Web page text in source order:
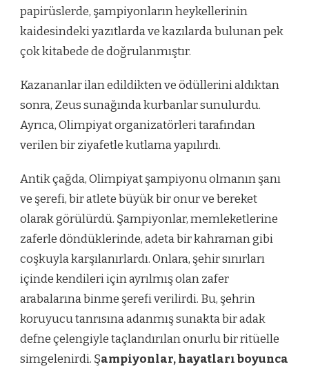
papirüslerde, şampiyonların heykellerinin
kaidesindeki yazıtlarda ve kazılarda bulunan pek
çok kitabede de doğrulanmıştır.
Kazananlar ilan edildikten ve ödüllerini aldıktan
sonra, Zeus sunağında kurbanlar sunulurdu.
Ayrıca, Olimpiyat organizatörleri tarafından
verilen bir ziyafetle kutlama yapılırdı.
Antik çağda, Olimpiyat şampiyonu olmanın şanı
ve şerefi, bir atlete büyük bir onur ve bereket
olarak görülürdü. Şampiyonlar, memleketlerine
zaferle döndüklerinde, adeta bir kahraman gibi
coşkuyla karşılanırlardı. Onlara, şehir sınırları
içinde kendileri için ayrılmış olan zafer
arabalarına binme şerefi verilirdi. Bu, şehrin
koruyucu tanrısına adanmış sunakta bir adak
defne çelengiyle taçlandırılan onurlu bir ritüelle
simgelenirdi. Şampiyonlar, hayatları boyunca